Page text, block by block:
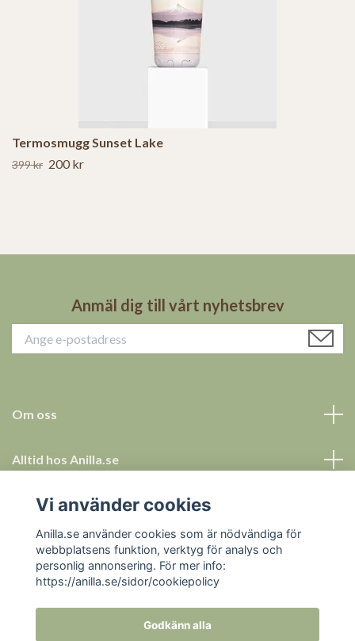
Termosmugg Sunset Lake
399 kr 200 kr
Anmäl dig till vårt nyhetsbrev
Om oss
Alltid hos Anilla.se
Allt för ett tryggt köp
Sociala medier
Vi använder cookies
Anilla.se använder cookies som är nödvändiga för
webbplatsens funktion, verktyg för analys och
personlig annonsering. För mer info:
https://anilla.se/sidor/cookiepolicy
Godkänn alla